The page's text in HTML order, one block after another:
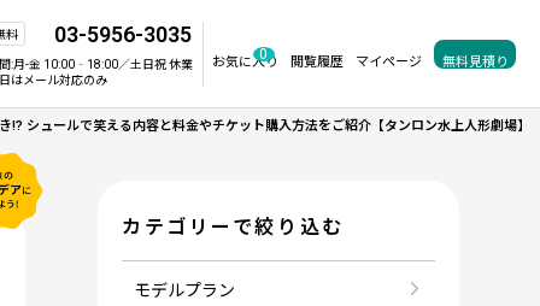
料 03-5956-3035
:月-金 10:00‐18:00／土日祝 休業
はメール対応のみ
お気に入り
0 閲覧履歴 マイページ 無料見積り
!? シュールで笑える内容と料金やチケット購入方法をご紹介【タンロン水上人形劇場】
カテゴリーで絞り込む
モデルプラン